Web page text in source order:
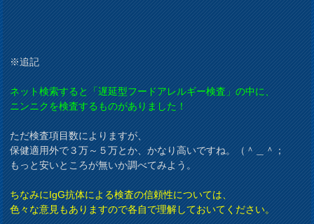
※追記
ネット検索すると「遅延型フードアレルギー検査」の中に、
ニンニクを検査するものがありました！
ただ検査項目数によりますが、
保健適用外で３万～５万とか、かなり高いですね。（＾＿＾；
もっと安いところが無いか調べてみよう。
ちなみにIgG抗体による検査の信頼性については、
色々な意見もありますので各自で理解しておいてください。